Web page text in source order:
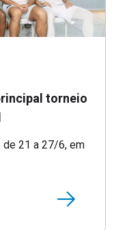
torneio
de 21 a 27/6, em